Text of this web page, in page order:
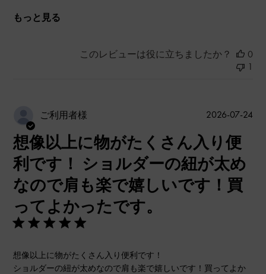
もっと見る
このレビューは役に立ちましたか？
0
1
ご利用者様
想像以上に物がたくさん入り便
利です！ ショルダーの紐が太め
なので肩も楽で嬉しいです！買
ってよかったです。
想像以上に物がたくさん入り便利です！
ショルダーの紐が太めなので肩も楽で嬉しいです！買ってよか
公
2026-07-24